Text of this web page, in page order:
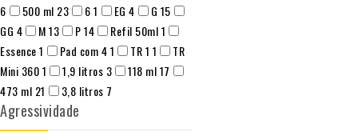
6
500 ml 23 61 EG 4 G 15
GG 4 M13 P14 Refil 50ml1
Essence1 Pad com 41 TR 1 1
TR
Mini 3601 1,9 litros 3 118 ml17
473 ml 21 3,8 litros 7
Agressividade